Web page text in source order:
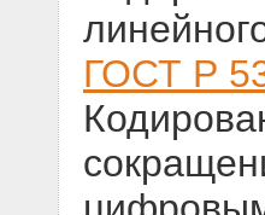
ГОСТ Р